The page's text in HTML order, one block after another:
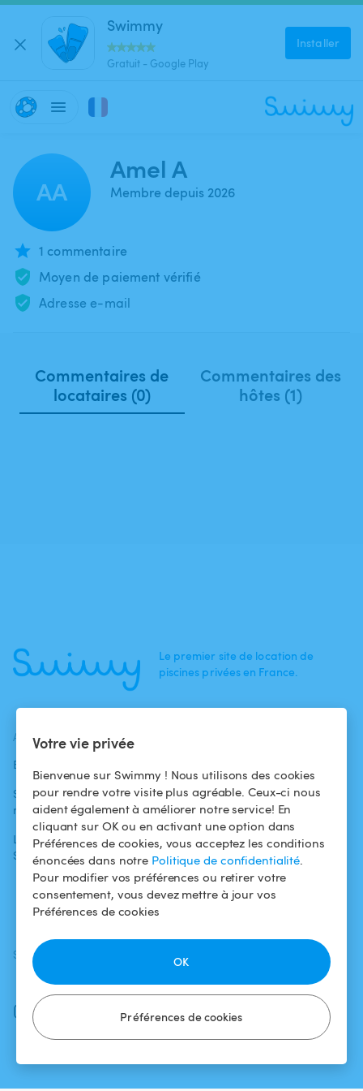
Votre vie privée
Bienvenue sur Swimmy ! Nous utilisons des cookies
pour rendre votre visite plus agréable. Ceux-ci nous
aident également à améliorer notre service! En
cliquant sur OK ou en activant une option dans
Préférences de cookies, vous acceptez les conditions
énoncées dans notre Politique de confidentialité.
Pour modifier vos préférences ou retirer votre
consentement, vous devez mettre à jour vos
Préférences de cookies
Préférences de cookies
OK
Swimmy
Gratuit - Google Play
Installer
AA
Amel A
Membre depuis 2026
1 commentaire
Moyen de paiement vérifié
Adresse e-mail
Commentaires de
locataires (0)
Commentaires des
hôtes (1)
Le premier site de location de
piscines privées en France.
ACTUALITÉS
Blog
Swimmy dans les
médias
L'aventure
Swimmy
baigneurs
Pour les
propriétaires
Louer ma piscine
Comment ça
marche ?
Conditions
d'utilisation
Politique de
confidentialité
Mentions légales
SUIVEZ-NOUS
Facebook
Instagram